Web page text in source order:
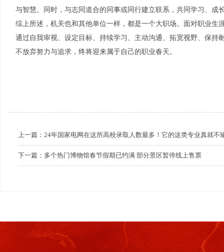
与智慧。同时，与志同道合的同事或同行建立联系，共同学习、成
综上所述，机关也和其他单位一样，都是一个大职场。面对职业生
通过自我审视、设定目标、持续学习、主动沟通、拓宽视野、保持
不放弃努力与追求，终将迎来属于自己的职业春天。
上一篇： 24年国家电网在这所高校录取人数最多！它的这类专业真就不
下一篇： 多个热门博物馆春节假期已约满 部分景区暂停线上售票